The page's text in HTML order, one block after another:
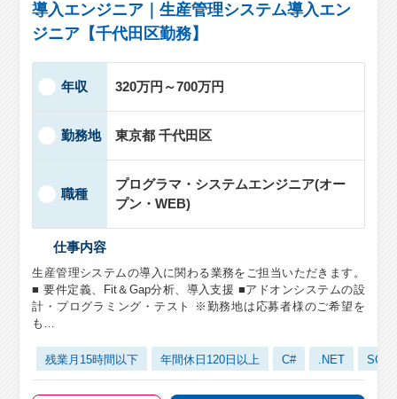
導入エンジニア｜生産管理システム導入エン
ジニア【千代田区勤務】
年収 320万円～700万円
勤務地 東京都 千代田区
職種
プログラマ・システムエンジニア(オー
プン・WEB)
仕事内容
生産管理システムの導入に関わる業務をご担当いただきます。
■ 要件定義、Fit＆Gap分析、導入支援 ■アドオンシステムの設
計・プログラミング・テスト ※勤務地は応募者様のご希望を
も…
残業月15時間以下 年間休日120日以上 C# .NET